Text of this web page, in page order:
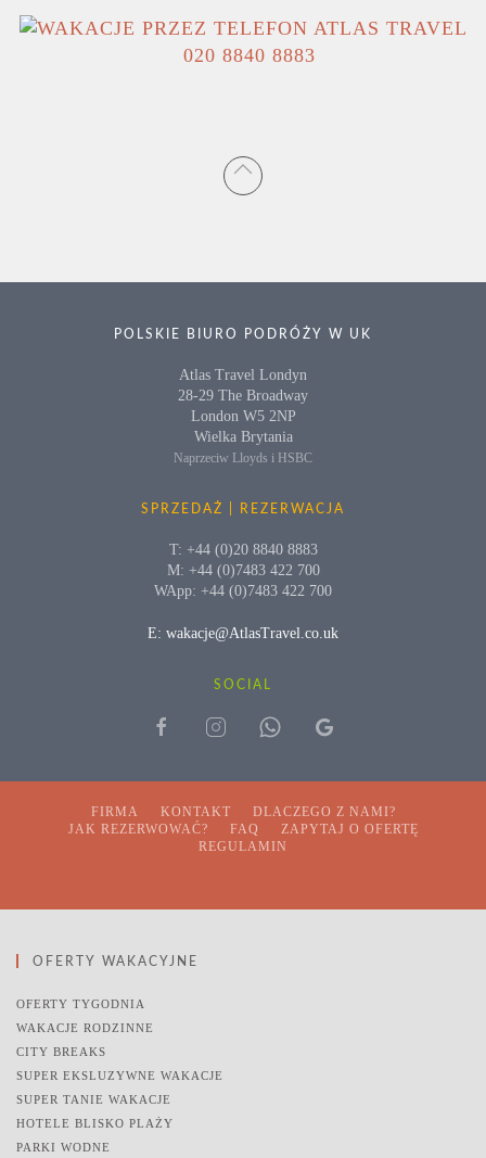
020 8840 8883
POLSKIE BIURO PODRÓŻY W UK
Atlas Travel Londyn
28-29 The Broadway
London W5 2NP
Wielka Brytania
Naprzeciw Lloyds i HSBC
SPRZEDAŻ | REZERWACJA
T: +44 (0)20 8840 8883
M: +44 (0)7483 422 700
WApp: +44 (0)7483 422 700
E: wakacje@AtlasTravel.co.uk
SOCIAL
FIRMA KONTAKT
DLACZEGO Z NAMI?
JAK REZERWOWAĆ?
FAQ
ZAPYTAJ O OFERTĘ
REGULAMIN
OFERTY WAKACYJNE
OFERTY TYGODNIA
WAKACJE RODZINNE
CITY BREAKS
SUPER EKSLUZYWNE WAKACJE
SUPER TANIE WAKACJE
HOTELE BLISKO PLAŻY
PARKI WODNE